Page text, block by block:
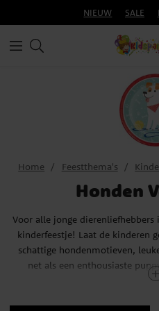
NIEUW SALE
Home Feestthema's
Honden
Voor alle jonge dierenliefhebbers
kinderfeestje! Laat de kinderen
schattige hondenmotieven,
net als een enthousiaste
dalmatiër, golden retriever